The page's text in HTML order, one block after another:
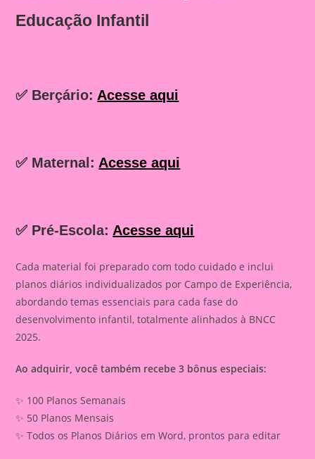
Educação Infantil
✅ Berçário: Acesse aqui
✅ Maternal: Acesse aqui
✅ Pré-Escola: Acesse aqui
Cada material foi preparado com todo cuidado e inclui
planos diários individualizados por Campo de Experiência,
abordando temas essenciais para cada fase do
desenvolvimento infantil, totalmente alinhados à BNCC
2025.
Ao adquirir, você também recebe 3 bônus especiais:
✨ 100 Planos Semanais
✨ 50 Planos Mensais
✨ Todos os Planos Diários em Word, prontos para editar